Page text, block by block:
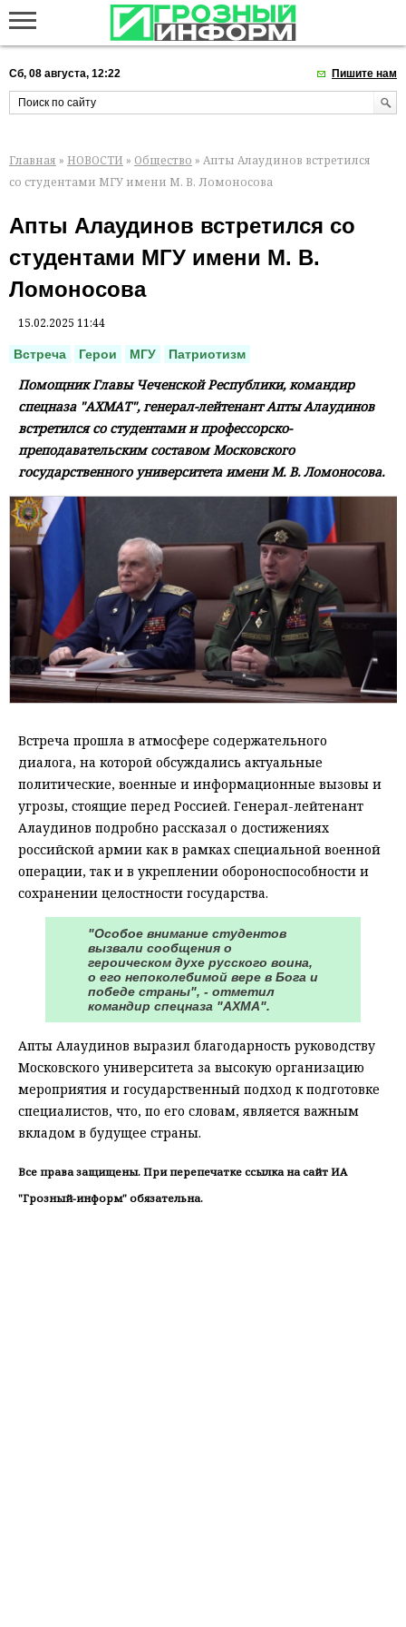
Сб, 08 августа, 12:22 Пишите нам
Главная » НОВОСТИ » Общество » Апты Алаудинов встретился
со студентами МГУ имени М. В. Ломоносова
Апты Алаудинов встретился со
студентами МГУ имени М. В.
Ломоносова
15.02.2025 11:44
Встреча Герои МГУ Патриотизм
Помощник Главы Чеченской Республики, командир
спецназа "АХМАТ", генерал-лейтенант Апты Алаудинов
встретился со студентами и профессорско-
преподавательским составом Московского
государственного университета имени М. В. Ломоносова.
Встреча прошла в атмосфере содержательного
диалога, на которой обсуждались актуальные
политические, военные и информационные вызовы и
угрозы, стоящие перед Россией. Генерал-лейтенант
Алаудинов подробно рассказал о достижениях
российской армии как в рамках специальной военной
операции, так и в укреплении обороноспособности и
сохранении целостности государства.
"Особое внимание студентов
вызвали сообщения о
героическом духе русского воина,
о его непоколебимой вере в Бога и
победе страны", - отметил
командир спецназа "АХМА".
Апты Алаудинов выразил благодарность руководству
Московского университета за высокую организацию
мероприятия и государственный подход к подготовке
специалистов, что, по его словам, является важным
вкладом в будущее страны.
Все права защищены. При перепечатке ссылка на сайт ИА
"Грозный-информ" обязательна.